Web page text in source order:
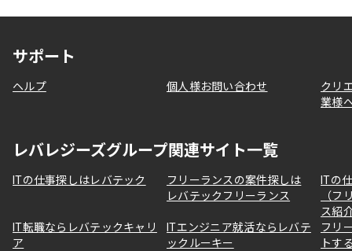
サポート
ヘルプ 個人様お問い合わせ
クリ
業様
レバレジーズグループ関連サイト一覧
ITの仕事探しはレバテック
フリーランスの案件探しは
レバテックフリーランス
ITの
（フ
ス紹
IT転職ならレバテックキャリ
ア
ITエンジニア就活ならレバテ
ックルーキー
フリ
トす